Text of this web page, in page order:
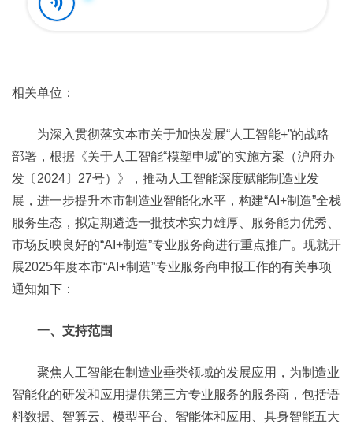
相关单位：
为深入贯彻落实本市关于加快发展“人工智能+”的战略
部署，根据《关于人工智能“模塑申城”的实施方案（沪府办
发〔2024〕27号）》，推动人工智能深度赋能制造业发
展，进一步提升本市制造业智能化水平，构建“AI+制造”全栈
服务生态，拟定期遴选一批技术实力雄厚、服务能力优秀、
市场反映良好的“AI+制造”专业服务商进行重点推广。现就开
展2025年度本市“AI+制造”专业服务商申报工作的有关事项
通知如下：
一、支持范围
聚焦人工智能在制造业垂类领域的发展应用，为制造业
智能化的研发和应用提供第三方专业服务的服务商，包括语
料数据、智算云、模型平台、智能体和应用、具身智能五大